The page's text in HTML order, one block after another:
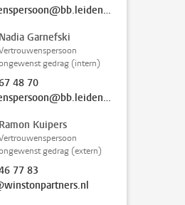
vertrouwenspersoon@bb.leidenuniv.nl
Nadia Garnefski
gedrag (intern)
48 70
vertrouwenspersoon@bb.leidenuniv.nl
Ramon Kuipers
gedrag (extern)
77 83